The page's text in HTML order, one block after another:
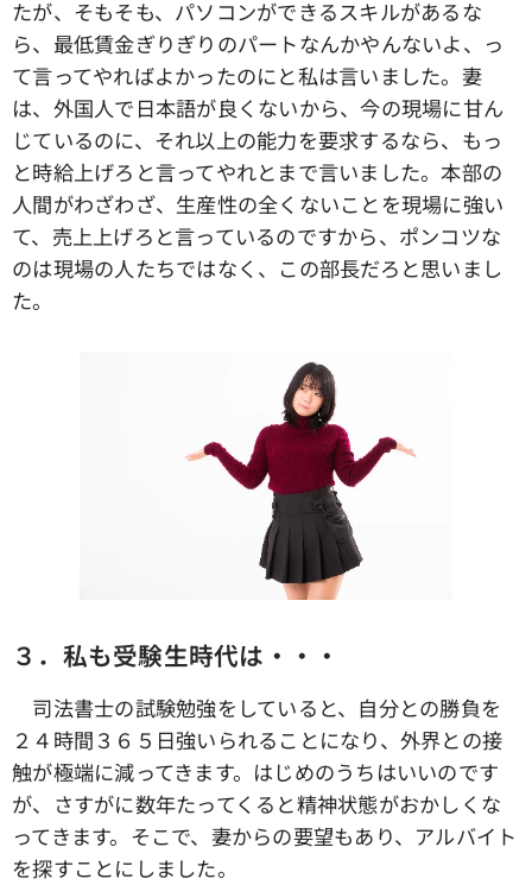
たが、そもそも、パソコンができるスキルがあるな
ら、最低賃金ぎりぎりのパートなんかやんないよ、っ
て言ってやればよかったのにと私は言いました。妻
は、外国人で日本語が良くないから、今の現場に甘ん
じているのに、それ以上の能力を要求するなら、もっ
と時給上げろと言ってやれとまで言いました。本部の
人間がわざわざ、生産性の全くないことを現場に強い
て、売上上げろと言っているのですから、ポンコツな
のは現場の人たちではなく、この部長だろと思いまし
た。
３．私も受験生時代は・・・
司法書士の試験勉強をしていると、自分との勝負を
２４時間３６５日強いられることになり、外界との接
触が極端に減ってきます。はじめのうちはいいのです
が、さすがに数年たってくると精神状態がおかしくな
ってきます。そこで、妻からの要望もあり、アルバイト
を探すことにしました。